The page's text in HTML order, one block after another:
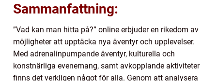
Sammanfattning:
”Vad kan man hitta på?” online erbjuder en rikedom av
möjligheter att upptäcka nya äventyr och upplevelser.
Med adrenalinpumpande äventyr, kulturella och
konstnärliga evenemang, samt avkopplande aktiviteter
finns det verkligen något för alla. Genom att analysera